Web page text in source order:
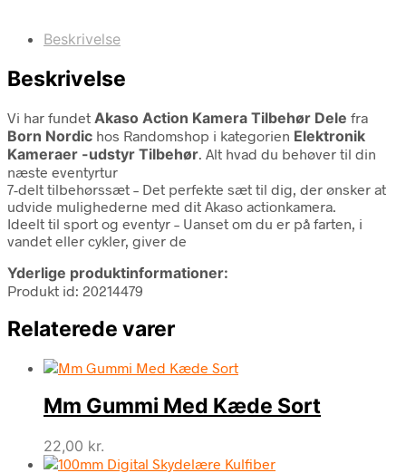
Beskrivelse
Beskrivelse
Vi har fundet Akaso Action Kamera Tilbehør Dele fra
Born Nordic hos Randomshop i kategorien Elektronik
Kameraer -udstyr Tilbehør. Alt hvad du behøver til din
næste eventyrtur
7-delt tilbehørssæt – Det perfekte sæt til dig, der ønsker at
udvide mulighederne med dit Akaso actionkamera.
Ideelt til sport og eventyr – Uanset om du er på farten, i
vandet eller cykler, giver de
Yderlige produktinformationer:
Produkt id: 20214479
Relaterede varer
Mm Gummi Med Kæde Sort
22,00 kr.